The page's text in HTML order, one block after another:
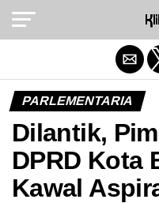
PARLEMENTARIA
Dilantik,
DPRD Kota
Kawal
Exit